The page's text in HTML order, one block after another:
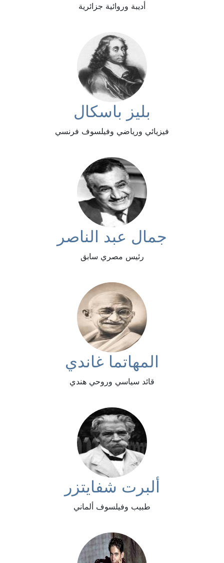
أديبة وروائية جزائرية
بليز باسكال
فيزيائي ورياضي وفيلسوف فرنسي
جمال عبد الناصر
رئيس مصري سابق
المهاتما غاندي
قائد سياسي وروحي هندي
ألبرت شفايتزر
طبيب وفيلسوف ألماني